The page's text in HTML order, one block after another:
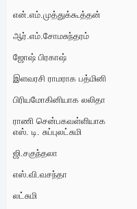
என்.எம்.முத்துக்கூத்தன்
ஆர்.எம்.சோமசுந்தரம்
ஜோஷ் பிரகாஷ்
இளவரசி ராமராக பத்மினி
பிரியமோகினியாக லலிதா
ராணி சென்பகவள்ளியாக
எஸ். டி. சுப்புலட்சுமி
ஜி.சகுந்தலா
எஸ்.வி.வசந்தா
லட்சுமி